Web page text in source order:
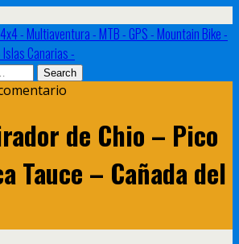
- Multiaventura - MTB - GPS - Mountain Bike -
Canarias -
de Chio – Pico
Tauce – Cañada del